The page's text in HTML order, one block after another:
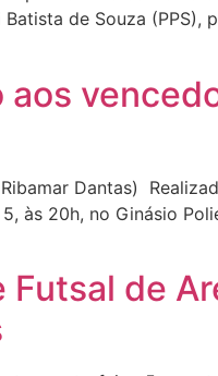
de Souza (PPS),
Dantas)
às 20h, no Ginásio
de